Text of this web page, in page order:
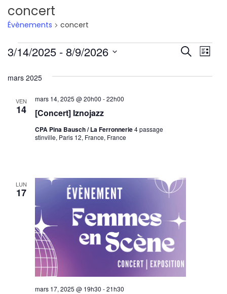
concert
Évènements concert
Évènements
et
Recherche
Liste
3/14/2025 - 8/9/2026
une
mars 2025
VEN
14 [Concert] Iznojazz
mars 14, 2025 @ 20h00 -22h00
CPA Pina Bausch / La Ferronnerie4 passage
stinville, Paris 12, France, France
LUN
17
mars 17, 2025 @ 19h30 -21h30